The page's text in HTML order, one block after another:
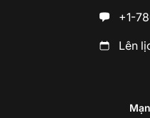
+1-
Lên